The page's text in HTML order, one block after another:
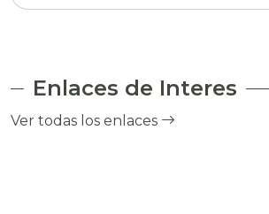
Enlaces de Interes
Ver todas los enlaces